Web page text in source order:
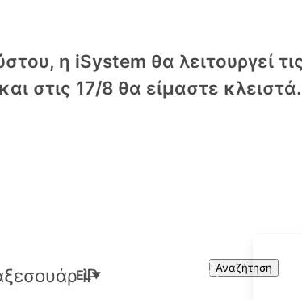
η iSystem θα λειτουργεί
στις 17/8 θα είμαστε κλειστά.
Search Αναζήτηση
EL▼